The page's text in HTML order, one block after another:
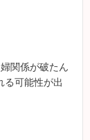
関係が破たん
る可能性が出